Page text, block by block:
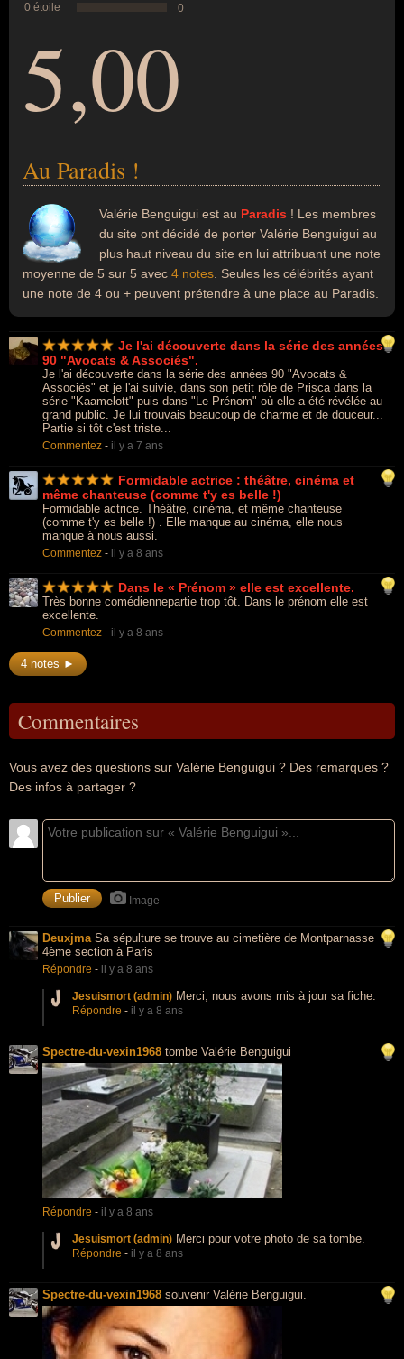
0 étoile
0
5,00
Au Paradis !
Valérie Benguigui est au Paradis ! Les membres
du site ont décidé de porter Valérie Benguigui au
plus haut niveau du site en lui attribuant une note
moyenne de 5 sur 5 avec 4 notes . Seules les célébrités ayant
une note de 4 ou + peuvent prétendre à une place au Paradis.
Je l'ai découverte dans la série des années
90 "Avocats & Associés".
Je l'ai découverte dans la série des années 90 "Avocats &
Associés" et je l'ai suivie, dans son petit rôle de Prisca dans la
série "Kaamelott" puis dans "Le Prénom" où elle a été révélée au
grand public. Je lui trouvais beaucoup de charme et de douceur...
Partie si tôt c'est triste...
Commentez - il y a 7 ans
Formidable actrice : théâtre, cinéma et
même chanteuse (comme t'y es belle !)
Formidable actrice. Théâtre, cinéma, et même chanteuse
(comme t'y es belle !) . Elle manque au cinéma, elle nous
manque à nous aussi.
Commentez - il y a 8 ans
Dans le « Prénom » elle est excellente.
Très bonne comédiennepartie trop tôt. Dans le prénom elle est
excellente.
Commentez - il y a 8 ans
4 notes ►
Commentaires
Vous avez des questions sur Valérie Benguigui ? Des remarques ?
Des infos à partager ?
Image
Deuxjma Sa sépulture se trouve au cimetière de Montparnasse
4ème section à Paris
Répondre - il y a 8 ans
Jesuismort (admin) Merci, nous avons mis à jour sa fiche.
Répondre - il y a 8 ans
Spectre-du-vexin1968 tombe Valérie Benguigui
Répondre - il y a 8 ans
Jesuismort (admin) Merci pour votre photo de sa tombe.
Répondre - il y a 8 ans
Spectre-du-vexin1968 souvenir Valérie Benguigui.